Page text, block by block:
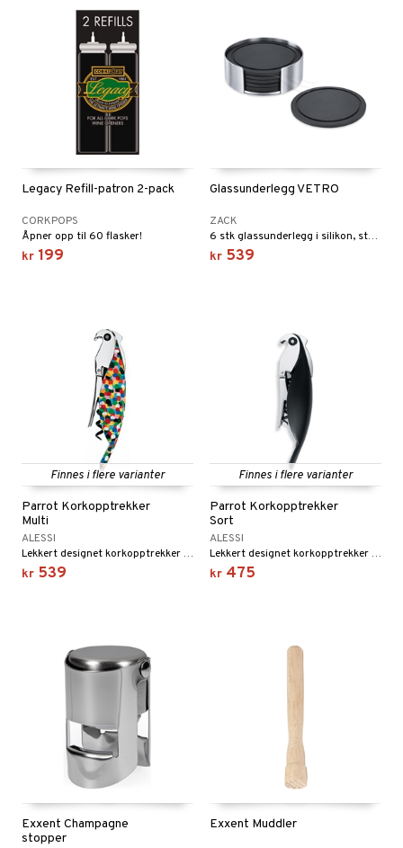
Legacy Refill-patron 2-pack
CORKPOPS
Åpner opp til 60 flasker!
kr 199
Glassunderlegg VETRO
ZACK
6 stk glassunderlegg i silikon, stativ i 18/10 matt rustfritt stål.
kr 539
Finnes i flere varianter
Parrot Korkopptrekker
Multi
ALESSI
Lekkert designet korkopptrekker i form av en papegøye. Finnes i flere herlige farger.
kr 539
Finnes i flere varianter
Parrot Korkopptrekker
Sort
ALESSI
Lekkert designet korkopptrekker i form av en papegøye. Finnes i flere herlige farger.
kr 475
Exxent Champagne
stopper
Exxent Muddler